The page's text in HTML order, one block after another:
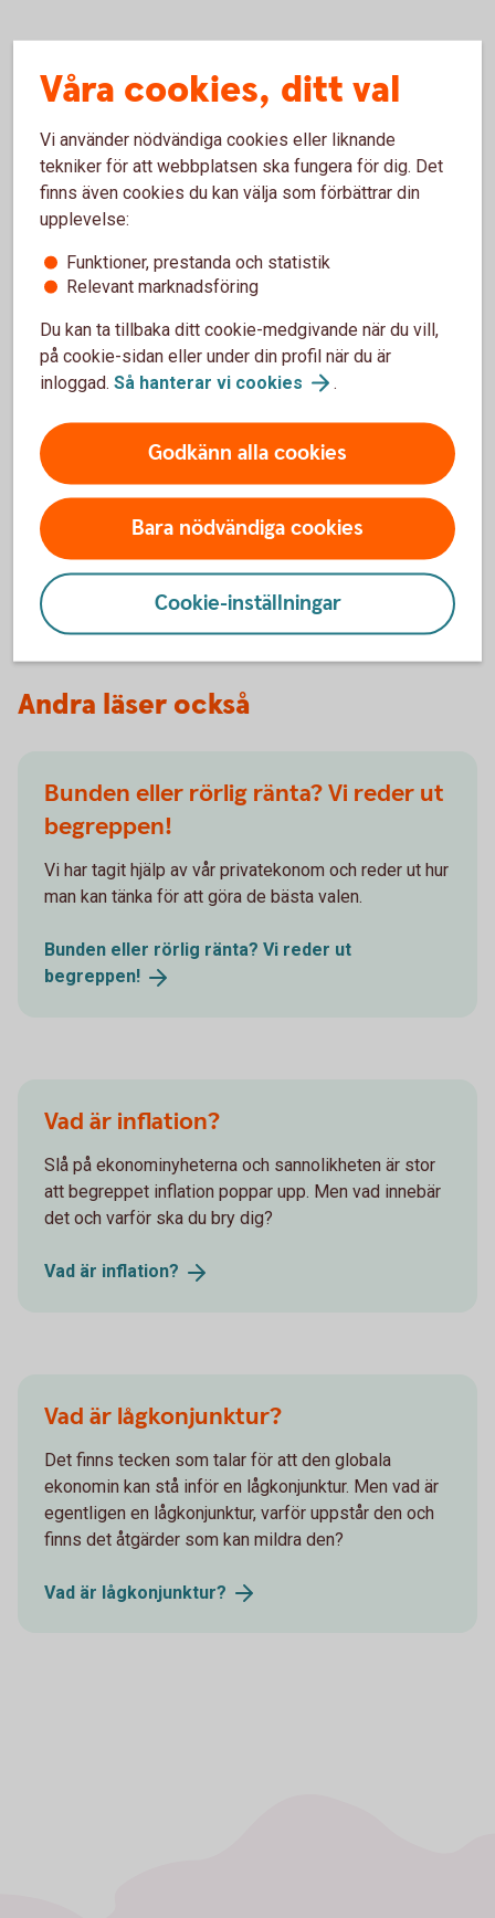
Om
styrräntan
Från reporänta till styrränta
2022 bytte Riksbanken namn på reporäntan till
styrräntan. Namnet reporänta kom från instrumentet
penningpolitiska repor som Riksbanken inte hade
använt sedan 2008. Det nya namnet styrränta
matchar räntans syfte bättre, det vill säga att styra
dagslåneräntan och påverka andra räntor i ekonomin
för att uppnå inflationsmålet.
Andra läser också
Bunden eller rörlig ränta? Vi reder ut
begreppen!
Vi har tagit hjälp av vår privatekonom och reder ut hur
man kan tänka för att göra de bästa valen.
Bunden eller rörlig ränta? Vi reder ut
begreppen!
Vad är inflation?
Slå på ekonominyheterna och sannolikheten är stor
att begreppet inflation poppar upp. Men vad innebär
det och varför ska du bry dig?
Vad är inflation?
Vad är lågkonjunktur?
Det finns tecken som talar för att den globala
ekonomin kan stå inför en lågkonjunktur. Men vad är
egentligen en lågkonjunktur, varför uppstår den och
finns det åtgärder som kan mildra den?
Vad är lågkonjunktur?
Våra cookies, ditt val
Vi använder nödvändiga cookies eller liknande
tekniker för att webbplatsen ska fungera för dig. Det
finns även cookies du kan välja som förbättrar din
upplevelse:
Funktioner, prestanda och statistik
Relevant marknadsföring
Du kan ta tillbaka ditt cookie-medgivande när du vill,
på cookie-sidan eller under din profil när du är
inloggad. Så hanterar vi cookies .
Godkänn alla cookies
Bara nödvändiga cookies
Cookie-inställningar